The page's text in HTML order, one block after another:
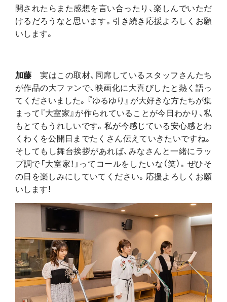
開されたらまた感想を言い合ったり、楽しんでいただ
けるだろうなと思います。引き続き応援よろしくお願
いします。
加藤 実はこの取材、同席しているスタッフさんたち
が作品の大ファンで、映画化に大喜びしたと熱く語っ
てくださいました。『ゆるゆり』が大好きな方たちが集
まって『大室家』が作られていることが今日わかり、私
もとてもうれしいです。私が今感じている安心感とわ
くわくを公開日までたくさん伝えていきたいですね。
そしてもし舞台挨拶があれば、みなさんと一緒にラッ
プ調で「大室家！」ってコールをしたいな（笑）。ぜひそ
の日を楽しみにしていてください。応援よろしくお願
いします！